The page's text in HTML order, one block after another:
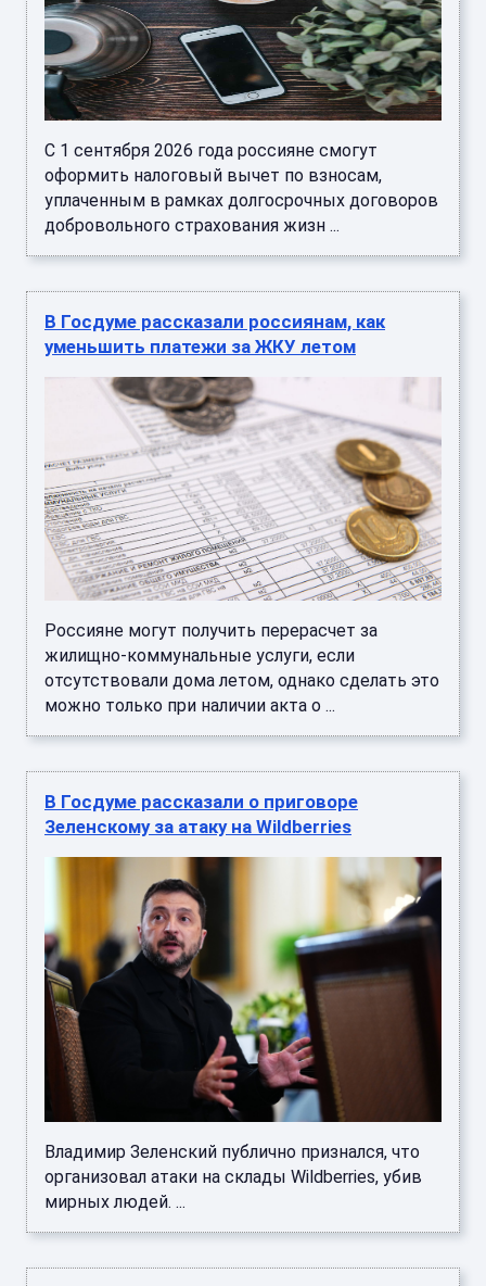
С 1 сентября 2026 года россияне смогут
оформить налоговый вычет по взносам,
уплаченным в рамках долгосрочных договоров
добровольного страхования жизн ...
В Госдуме рассказали россиянам, как
уменьшить платежи за ЖКУ летом
Россияне могут получить перерасчет за
жилищно-коммунальные услуги, если
отсутствовали дома летом, однако сделать это
можно только при наличии акта о ...
В Госдуме рассказали о приговоре
Зеленскому за атаку на Wildberries
Владимир Зеленский публично признался, что
организовал атаки на склады Wildberries, убив
мирных людей. ...